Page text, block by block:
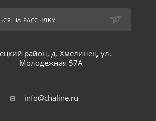
НА РАССЫЛКУ
район, д. Хмелинец, ул.
Молодежная 57А
info@chaline.ru